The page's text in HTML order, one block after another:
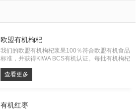
欧盟有机枸杞
我们的欧盟有机枸杞浆果100％符合欧盟有机食品
标准，并获得KIWA BCS有机认证。每批有机枸杞
都必须经过农药残留，重金属和微生物的检测。一
切从源头，有自己的工厂。
查看更多
有机红枣